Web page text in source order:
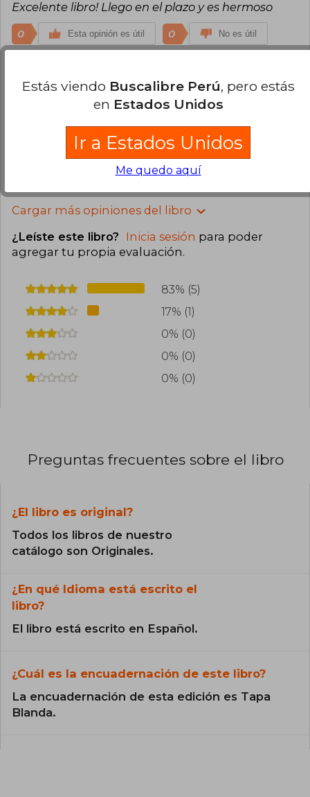
Excelente libro! Llego en el plazo y es hermoso
0 Esta opinión es útil 0 No es útil
Julio, 2023
Compra Verificada
es super bueno
Cargar más opiniones del libro
¿Leíste este libro? Inicia sesión para poder
agregar tu propia evaluación.
83% (5)
17% (1)
0% (0)
0% (0)
0% (0)
Preguntas frecuentes sobre el libro
¿El libro es original?
Todos los libros de nuestro
catálogo son Originales.
¿En qué Idioma está escrito el
libro?
El libro está escrito en Español.
¿Cuál es la encuadernación de este libro?
La encuadernación de esta edición es Tapa
Blanda.
Estás viendo Buscalibre Perú, pero estás
en Estados Unidos
Ir a Estados Unidos
Me quedo aquí